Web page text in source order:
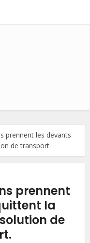
prennent les devants
de transport.
prennent
la
de